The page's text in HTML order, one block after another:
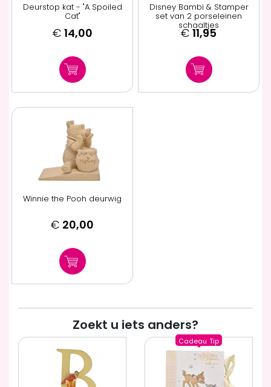
Deurstop kat - "A Spoiled
Cat"
€ 14,00
Disney Bambi & Stamper
set van 2 porseleinen
schaaltjes
€ 11,95
Winnie the Pooh deurwig
€ 20,00
Zoekt u iets anders?
Cadeau Tip